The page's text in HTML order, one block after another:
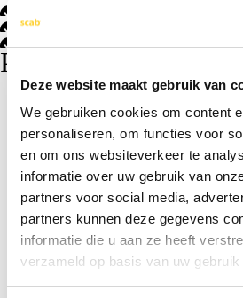
Deze website maakt gebruik van
We gebruiken cookies om content
personaliseren, om functies voor
en om ons websiteverkeer te
informatie over uw gebruik van
partners voor social media,
partners kunnen deze gegevens
informatie die u aan ze heeft
verzameld op basis van uw
Dashboard met benchmark
Praktisch
Doelgroep
Resultaat
Na deze training heb je handvatten om
op onze loonadministratie. Daarnaast haal
online dienst Personeel & Salaris en kun
medewerkers over de loonstrook meteen
Werkvorm
De training vindt plaats via een online
Duur